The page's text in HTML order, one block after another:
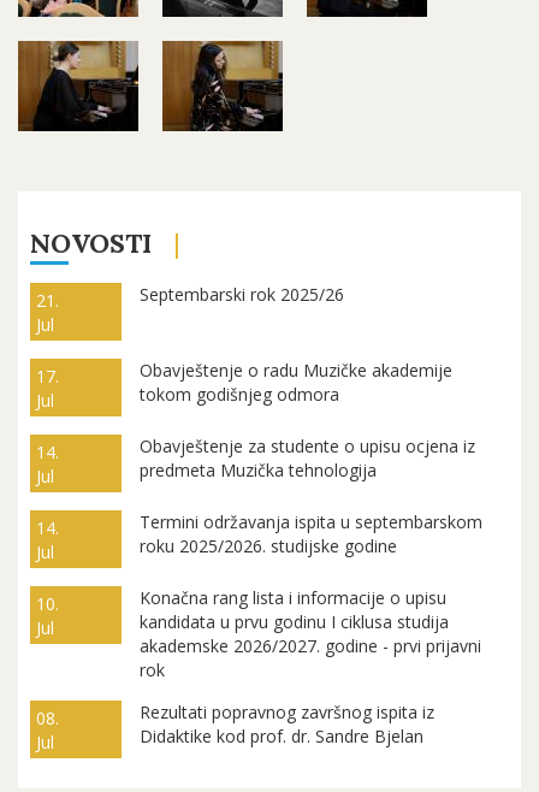
NOVOSTI
21.
Jul
Septembarski rok 2025/26
17.
Jul
Obavještenje o radu Muzičke akademije
tokom godišnjeg odmora
14.
Jul
Obavještenje za studente o upisu ocjena iz
predmeta Muzička tehnologija
14.
Jul
Termini održavanja ispita u septembarskom
roku 2025/2026. studijske godine
10.
Jul
Konačna rang lista i informacije o upisu
kandidata u prvu godinu I ciklusa studija
akademske 2026/2027. godine - prvi prijavni
rok
08.
Jul
Rezultati popravnog završnog ispita iz
Didaktike kod prof. dr. Sandre Bjelan